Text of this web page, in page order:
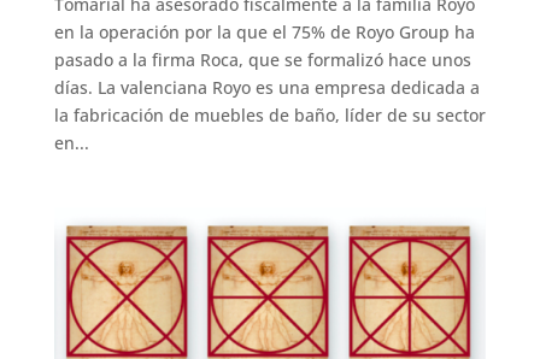
en la operación por la que el 75% de Royo Group ha
pasado a la firma Roca, que se formalizó hace unos
días. La valenciana Royo es una empresa dedicada a
la fabricación de muebles de baño, líder de su sector
en...